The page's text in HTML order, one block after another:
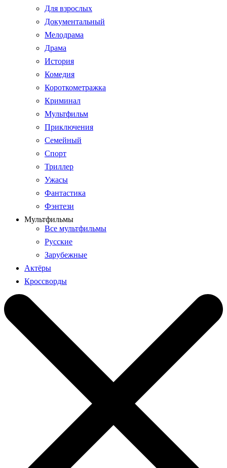
Для взрослых
Документальный
Мелодрама
Драма
История
Комедия
Короткометражка
Криминал
Мультфильм
Приключения
Семейный
Спорт
Триллер
Ужасы
Фантастика
Фэнтези
Мультфильмы
Все мультфильмы
Русские
Зарубежные
Актёры
Кроссворды